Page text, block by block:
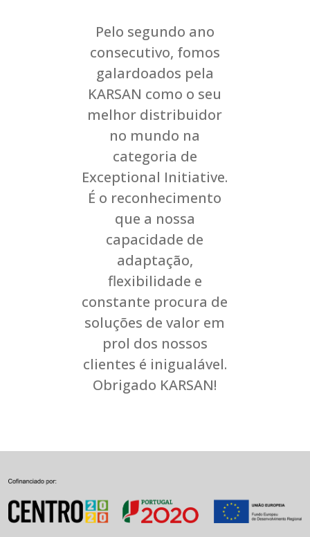
Pelo segundo ano
consecutivo, fomos
galardoados pela
KARSAN como o seu
melhor distribuidor
no mundo na
categoria de
Exceptional Initiative.
É o reconhecimento
que a nossa
capacidade de
adaptação,
flexibilidade e
constante procura de
soluções de valor em
prol dos nossos
clientes é inigualável.
Obrigado KARSAN!